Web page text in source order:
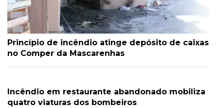
Princípio de incêndio atinge depósito de caixas
no Comper da Mascarenhas
Incêndio em restaurante abandonado mobiliza
quatro viaturas dos bombeiros